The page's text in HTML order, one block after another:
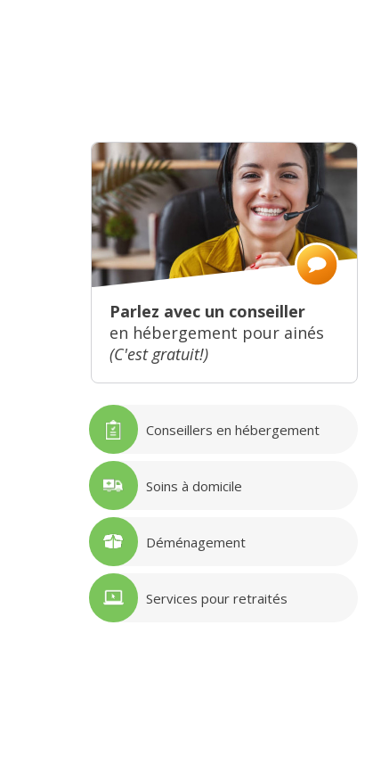
Parlez avec un conseiller
en hébergement pour ainés
(C'est gratuit!)
Conseillers en hébergement
Soins à domicile
Déménagement
Services pour retraités